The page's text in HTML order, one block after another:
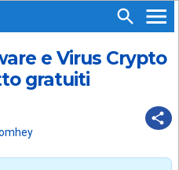
e Virus Crypto
gratuiti